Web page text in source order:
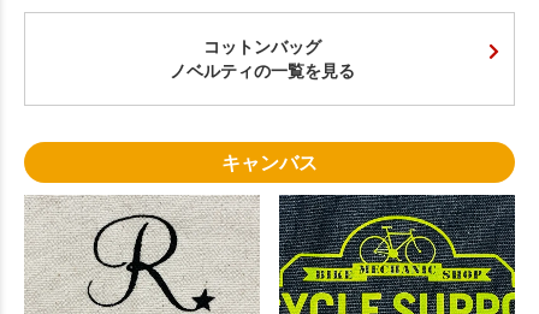
コットンバッグ
ノベルティの一覧を見る
キャンバス